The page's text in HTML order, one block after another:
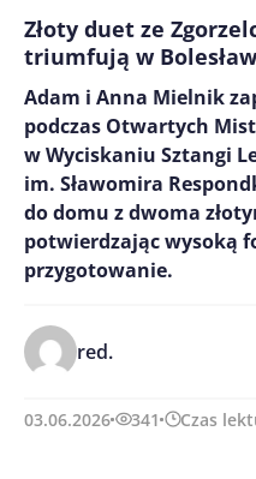
Złoty duet ze
triumfują w
Adam i Anna Mielnik
podczas Otwartych
w Wyciskaniu Sztangi
im. Sławomira
do domu z dwoma
potwierdzając wysoką
przygotowanie.
red.
03.06.2026 341 Czas